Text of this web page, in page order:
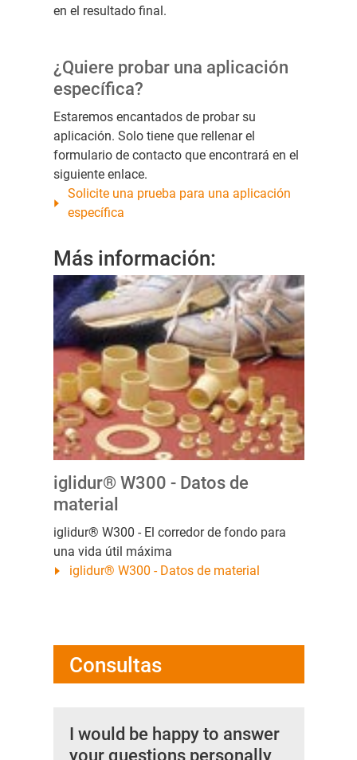
en el resultado final.
¿Quiere probar una aplicación
específica?
Estaremos encantados de probar su
aplicación. Solo tiene que rellenar el
formulario de contacto que encontrará en el
siguiente enlace.
Solicite una prueba para una aplicación
específica
Más información:
iglidur® W300 - Datos de
material
iglidur® W300 - El corredor de fondo para
una vida útil máxima
iglidur® W300 - Datos de material
Consultas
I would be happy to answer
your questions personally